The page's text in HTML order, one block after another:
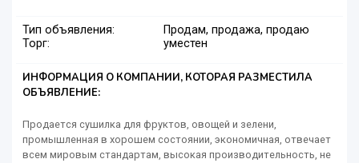
Тип объявления:
Продам, продажа, продаю
Торг:
уместен
ИНФОРМАЦИЯ О КОМПАНИИ, КОТОРАЯ РАЗМЕСТИЛА
ОБЪЯВЛЕНИЕ:
Продается сушилка для фруктов, овощей и зелени,
промышленная в хорошем состоянии, экономичная, отвечает
всем мировым стандартам, высокая производительность, не